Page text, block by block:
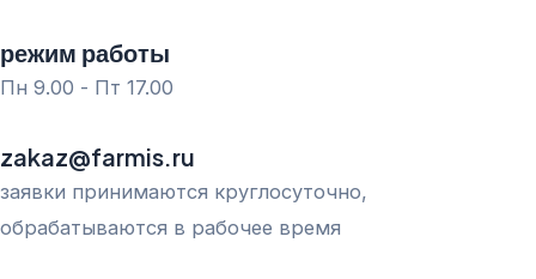
к
содержимому
режим работы
Пн 9.00 - Пт 17.00
zakaz@farmis.ru
заявки принимаются круглосуточно,
обрабатываются в рабочее время